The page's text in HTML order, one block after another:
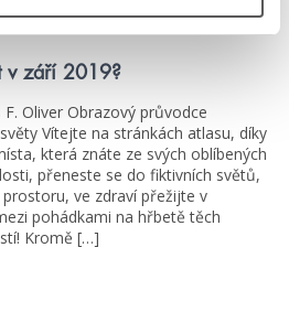
v září 2019?
Oliver Obrazový průvodce
Vítejte na stránkách atlasu, díky
která znáte ze svých oblíbených
přeneste se do fiktivních světů,
ve zdraví přežijte v
pohádkami na hřbetě těch
Kromě […]